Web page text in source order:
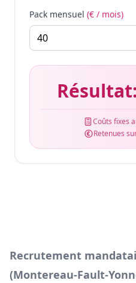
Pack mensuel (€ / mois)
Résultat:
Coûts fixes
Retenues
Recrutement
(Montereau-Fault-